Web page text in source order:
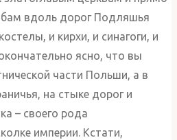
вдоль дорог Подляшья
и кирхи, и синагоги, и
ясно, что вы
части Польши, а в
на стыке дорог и
– своего рода
империи. Кстати,